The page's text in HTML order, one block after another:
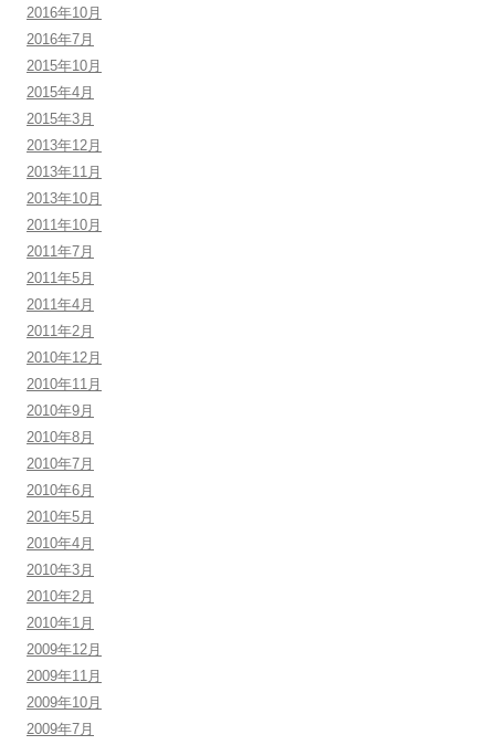
2016年10月
2016年7月
2015年10月
2015年4月
2015年3月
2013年12月
2013年11月
2013年10月
2011年10月
2011年7月
2011年5月
2011年4月
2011年2月
2010年12月
2010年11月
2010年9月
2010年8月
2010年7月
2010年6月
2010年5月
2010年4月
2010年3月
2010年2月
2010年1月
2009年12月
2009年11月
2009年10月
2009年7月